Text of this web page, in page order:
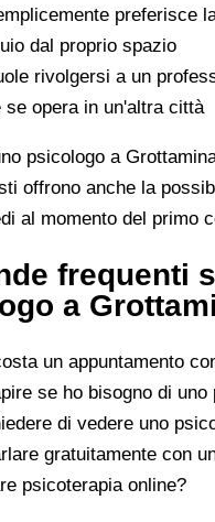
preferisce
dal proprio spazio
rivolgersi a un
se opera in un'altra città
psicologo a
offrono anche la
al momento del primo
frequenti
a
un appuntamento
se ho bisogno di uno
di vedere uno
gratuitamente con
psicoterapia online?